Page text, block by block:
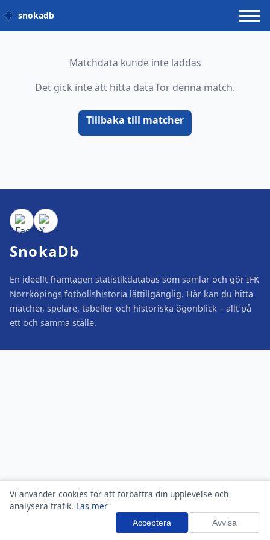
Vi använder cookies för att förbättra din upplevelse och
analysera trafik. Läs mer
Acceptera Avvisa
snokadb
Matchdata kunde inte laddas
Det gick inte att hitta data för denna match.
Tillbaka till matcher
SnokaDb
En ideellt framtagen statistikdatabas som samlar och gör IFK
Norrköpings fotbollshistoria lättillgänglig. Här kan du hitta
matcher, spelare, tabeller och historiska ögonblick – allt på
ett och samma ställe.